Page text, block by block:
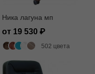
Ника лагуна мп
от 19 530
502 цвета